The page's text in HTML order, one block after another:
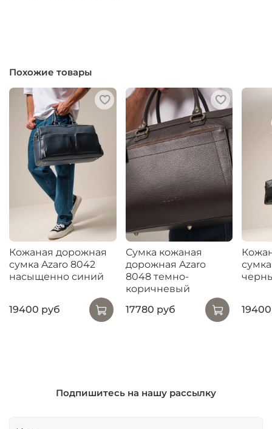
Похожие товары
Кожаная дорожная
сумка Azaro 8042
насыщенно синий
19400 руб
Сумка кожаная
дорожная Azaro
8048 темно-
коричневый
17780 руб
Подпишитесь на нашу рассылку